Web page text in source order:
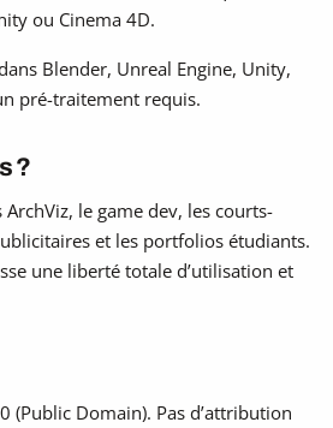
ou Cinema 4D.
Blender, Unreal Engine, Unity,
pré-traitement requis.
?
le game dev, les courts-
et les portfolios étudiants.
une liberté totale d’utilisation et
(Public Domain). Pas d’attribution